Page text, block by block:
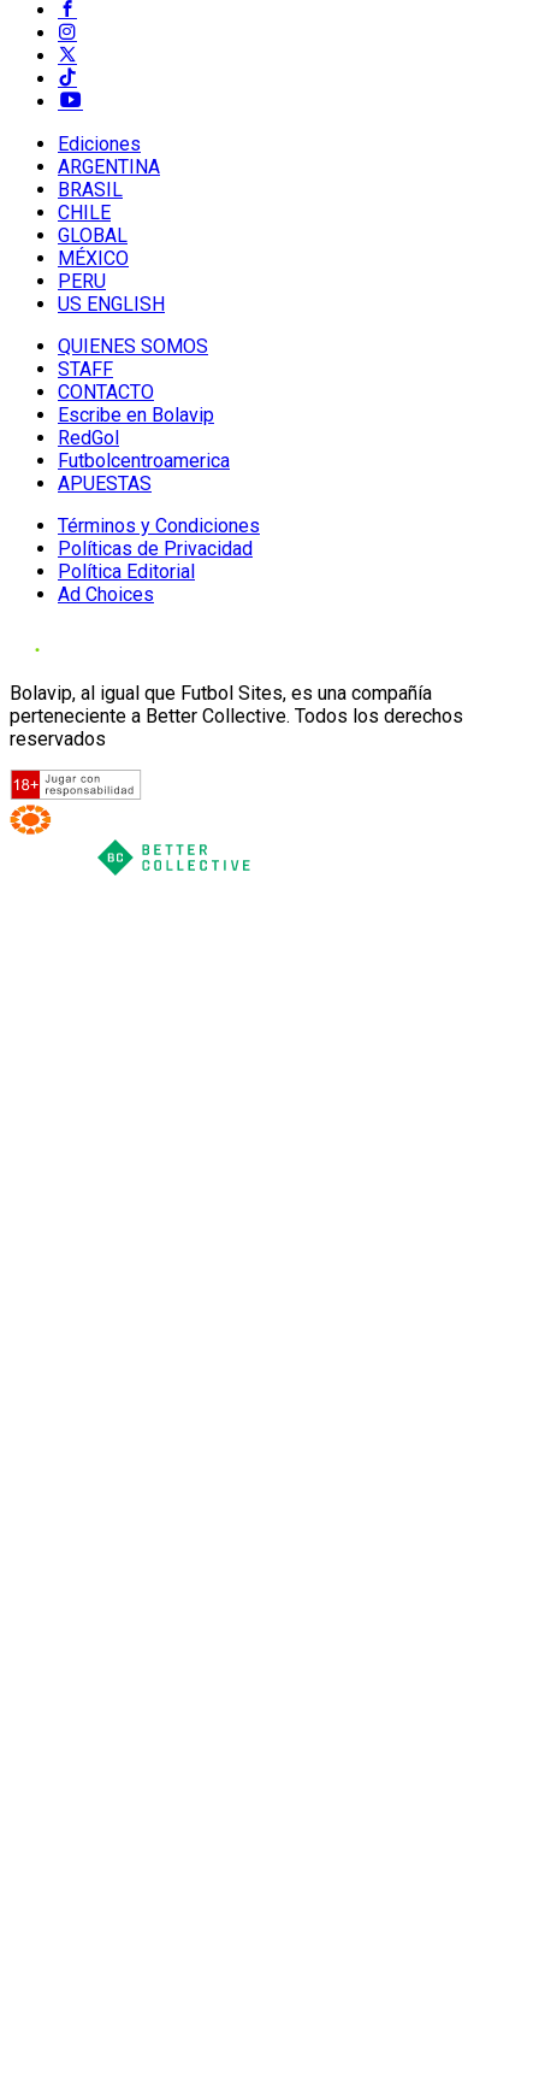
Ediciones
ARGENTINA
BRASIL
CHILE
GLOBAL
MÉXICO
PERU
US ENGLISH
QUIENES SOMOS
STAFF
CONTACTO
Escribe en Bolavip
RedGol
Futbolcentroamerica
APUESTAS
Términos y Condiciones
Políticas de Privacidad
Política Editorial
Ad Choices
Bolavip, al igual que Futbol Sites, es una compañía
perteneciente a Better Collective. Todos los derechos
reservados